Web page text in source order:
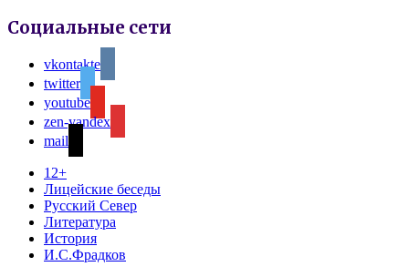
Социальные сети
vkontakte
twitter
youtube
zen-yandex
mail
12+
Лицейские беседы
Русский Север
Литература
История
И.С.Фрадков